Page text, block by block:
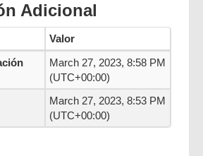
Adicional
Valor
March 27, 2023, 8:58 PM
(UTC+00:00)
March 27, 2023, 8:53 PM
(UTC+00:00)